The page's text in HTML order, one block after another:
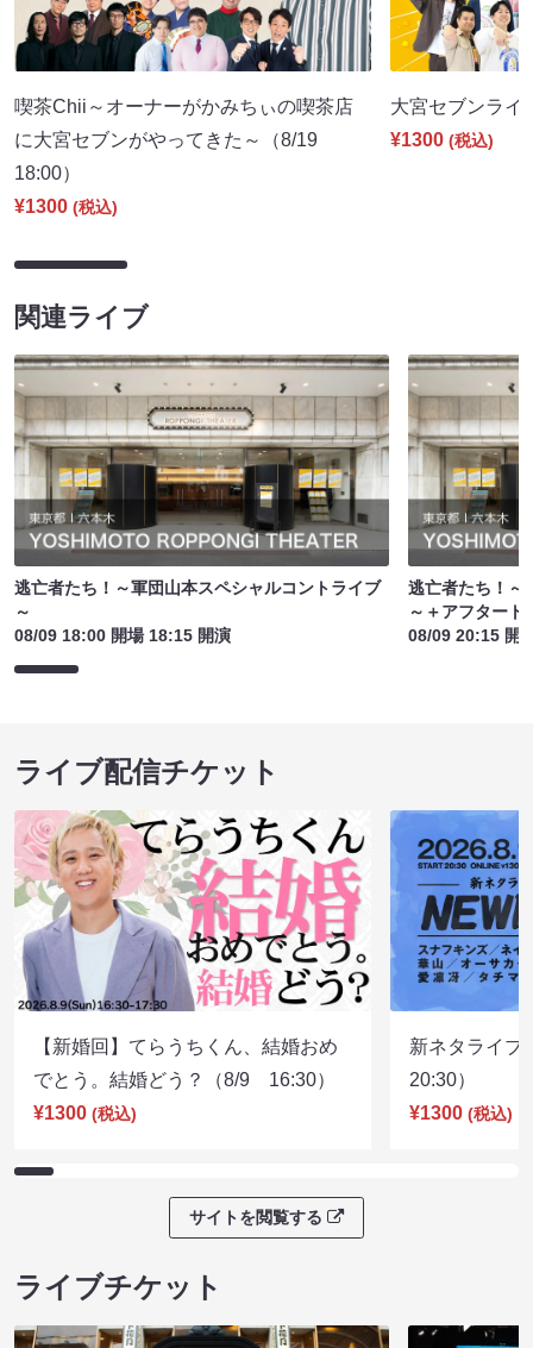
喫茶Chii～オーナーがかみちぃの喫茶店
に大宮セブンがやってきた～（8/19
18:00）
¥1300 (税込)
大宮セブンラ
¥1300 (税込)
関連ライブ
逃亡者たち！～軍団山本スペシャルコントライブ
～
08/09 18:00 開場 18:15 開演
逃亡者たち！～
～＋アフタート
08/09 20:15 開
ライブ配信チケット
【新婚回】てらうちくん、結婚おめ
でとう。結婚どう？（8/9 16:30）
¥1300 (税込)
新ネタライ
20:30）
¥1300 (税込)
サイトを閲覧する
ライブチケット